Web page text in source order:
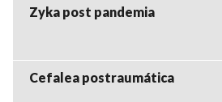
Zyka post pandemia
Cefalea postraumática